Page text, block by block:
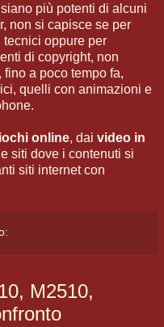
più potenti di alcuni
non si capisce se per
tecnici oppure per
di copyright, non
fino a poco tempo fa,
quelli con animazioni e
online, dai video in
e siti dove i contenuti si
siti internet con
M2510,